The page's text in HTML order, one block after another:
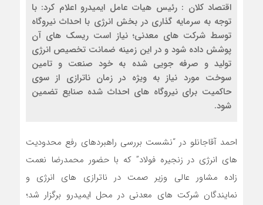
اقتصاد کلان : رئیس هیات عامل ایمیدرو اعلام کرد: با
توجه به سرمایه گذاری در بخش انرژی با احداث نیروگاه
توسط شرکت های معدنی؛ نیاز است ریسک های آن
پوشش داده شود و در این زمینه ضمانت تخصیص انرژی
تولید و صرفه جویی شده به خود صنعت و تامین
سوخت مورد نیاز به ویژه در زمان ناترازی از سوی
حاکمیت برای نیروگاه های احداث شده صنایع تضمین
شود.
احمد آقاجانلو در “نشست بررسی راهبردهای رفع محدودیت
های انرژی در زنجیره فولاد” که با حضور محمدرضا نعمت
زاده مشاور عالی وزیر صمت در ناترازی های انرژی و
نمایندگان شرکت های معدنی در محل ایمیدرو برگزار شد؛